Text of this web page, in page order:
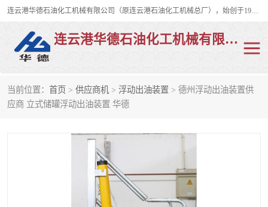
连云港华德石油化工机械有限公司（原连云港石油化工机械总厂），始创于1982年，是从事码头船用流体装卸臂、陆用流体装卸臂（鹤管）、活动梯、钢构平台、定量装车系统等全系列流体装卸设备的设计、制造、销售以及服务的专业供应商。
连云港华德石油化工机械有限公司
当前位置： 首页 > 供应商机 > 浮动出油装置 > 德州浮动出油装置供
应商 立式储罐浮动出油装置 华德
陆用流体装卸臂
液氯鹤管